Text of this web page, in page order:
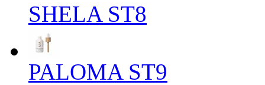
SHELA ST8
PALOMA ST9